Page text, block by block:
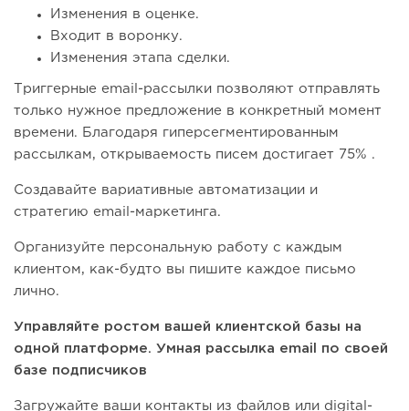
Изменения в оценке.
Входит в воронку.
Изменения этапа сделки.
Триггерные email-рассылки позволяют отправлять
только нужное предложение в конкретный момент
времени. Благодаря гиперсегментированным
рассылкам, открываемость писем достигает 75% .
Создавайте вариативные автоматизации и
стратегию email-маркетинга.
Организуйте персональную работу с каждым
клиентом, как-будто вы пишите каждое письмо
лично.
Управляйте ростом вашей клиентской базы на
одной платформе. Умная рассылка email по своей
базе подписчиков
Загружайте ваши контакты из файлов или digital-